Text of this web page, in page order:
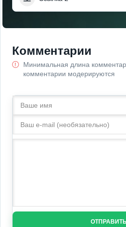
Комментарии
Минимальная длина
комментарии модерируются